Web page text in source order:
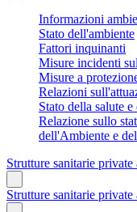
Informazioni
Stato dell'ambiente
Fattori inquinanti
Misure incidenti
Misure a
Relazioni
Stato della salute
Relazione sullo
dell'Ambiente e
Strutture sanitarie private
Strutture sanitarie private